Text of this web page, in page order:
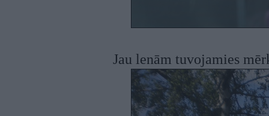
Jau lenām tuvojamies